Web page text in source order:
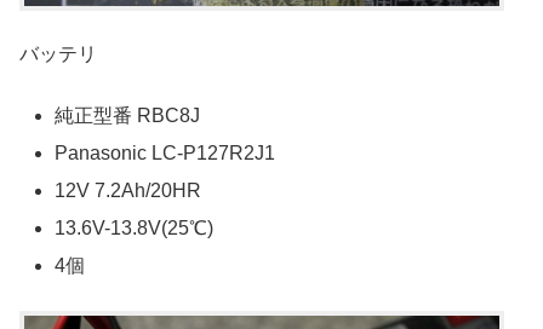
バッテリ
純正型番 RBC8J
Panasonic LC-P127R2J1
12V 7.2Ah/20HR
13.6V-13.8V(25℃)
4個